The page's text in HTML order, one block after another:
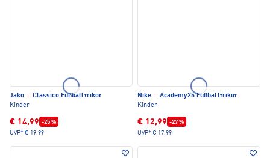
Jako · Classico Fußballtrikot
Kinder
€ 14,99 -25 %
UVP* € 19,99
Nike · Academy25 Fußballtrikot
Kinder
€ 12,99 -27 %
UVP* € 17,99